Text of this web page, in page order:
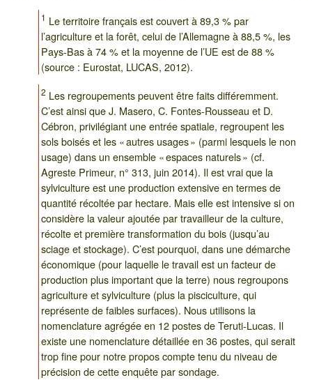
1 Le territoire français est couvert à 89,3 % par
l’agriculture et la forêt, celui de l’Allemagne à 88,5 %, les
Pays-Bas à 74 % et la moyenne de l’UE est de 88 %
(source : Eurostat, LUCAS, 2012).
2 Les regroupements peuvent être faits différemment.
C’est ainsi que J. Masero, C. Fontes-Rousseau et D.
Cébron, privilégiant une entrée spatiale, regroupent les
sols boisés et les « autres usages » (parmi lesquels le non
usage) dans un ensemble « espaces naturels » (cf.
Agreste Primeur, n° 313, juin 2014). Il est vrai que la
sylviculture est une production extensive en termes de
quantité récoltée par hectare. Mais elle est intensive si on
considère la valeur ajoutée par travailleur de la culture,
récolte et première transformation du bois (jusqu’au
sciage et stockage). C’est pourquoi, dans une démarche
économique (pour laquelle le travail est un facteur de
production plus important que la terre) nous regroupons
agriculture et sylviculture (plus la pisciculture, qui
représente de faibles surfaces). Nous utilisons la
nomenclature agrégée en 12 postes de Teruti-Lucas. Il
existe une nomenclature détaillée en 36 postes, qui serait
trop fine pour notre propos compte tenu du niveau de
précision de cette enquête par sondage.